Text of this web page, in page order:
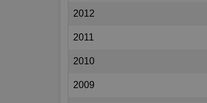
2012
2011
2010
2009